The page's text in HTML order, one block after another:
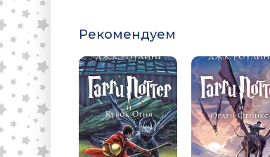
Рекомендуем